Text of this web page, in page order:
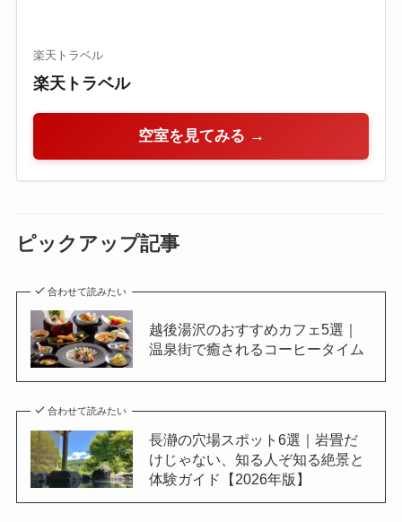
楽天トラベル
楽天トラベル
空室を見てみる →
ピックアップ記事
合わせて読みたい
越後湯沢のおすすめカフェ5選｜
温泉街で癒されるコーヒータイム
合わせて読みたい
長瀞の穴場スポット6選｜岩畳だ
けじゃない、知る人ぞ知る絶景と
体験ガイド【2026年版】